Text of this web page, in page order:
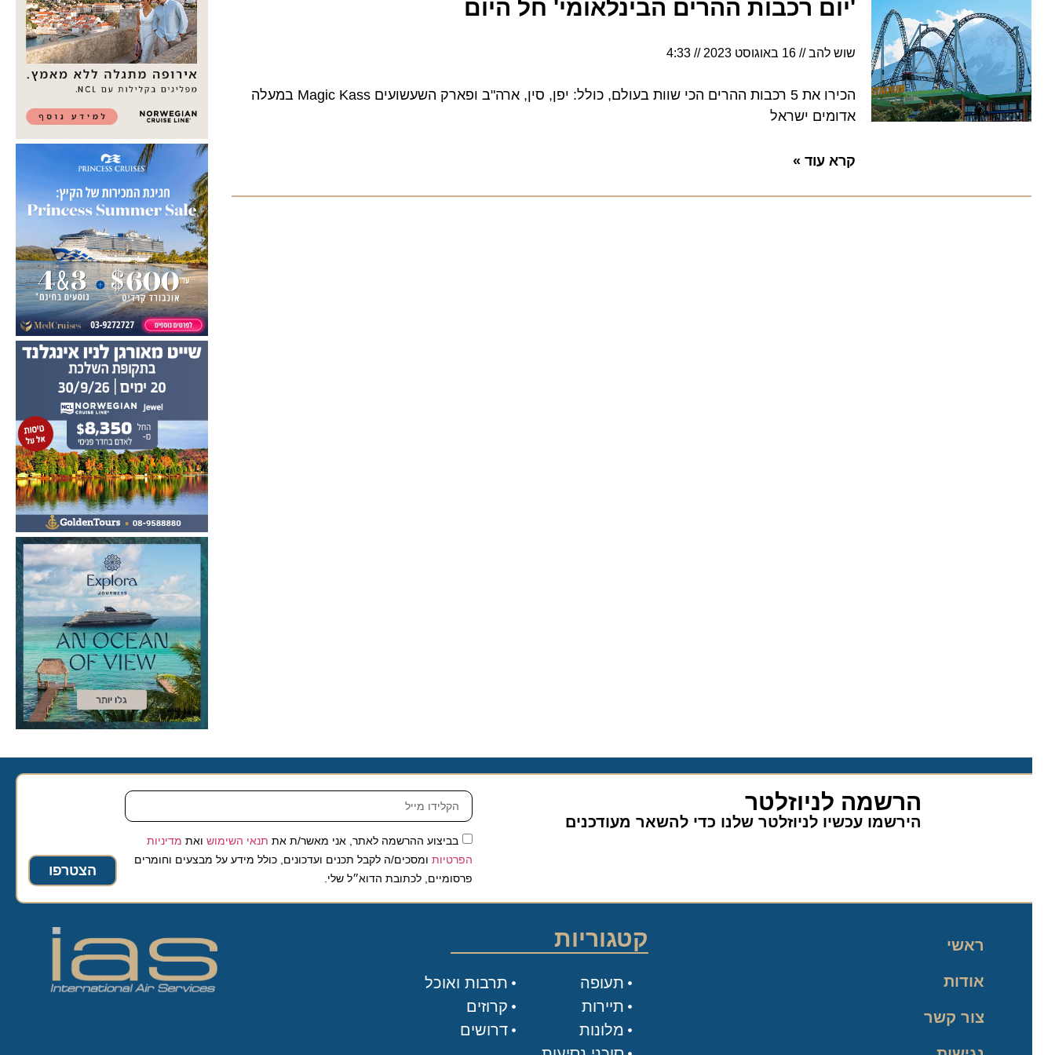
'יום רכבות ההרים הבינלאומי' חל היום
שוש להב 16 באוגוסט 2023 4:33
הכירו את 5 רכבות ההרים הכי שוות בעולם, כולל: יפן, סין, ארה"ב ופארק השעשועים Magic Kass במעלה
אדומים ישראל
קרא עוד »
הרשמה לניוזלטר
הירשמו עכשיו לניוזלטר שלנו כדי להשאר מעודכנים
בביצוע ההרשמה לאתר, אני מאשר/ת אתתנאי השימושואת מדיניות
הפרטיותומסכים/ה לקבל תכנים ועדכונים, כולל מידע על מבצעים וחומרים
פרסומיים, לכתובת הדוא״ל שלי.
הצטרפו
ראשי
אודות
צור קשר
קטגוריות
תעופה
תיירות
מלונות
תרבות ואוכל
קרוזים
דרושים